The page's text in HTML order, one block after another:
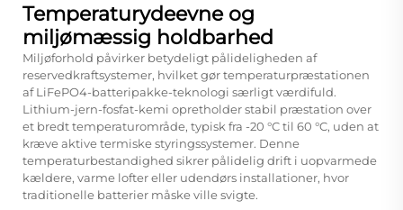
Temperaturydeevne og
miljømæssig holdbarhed
Miljøforhold påvirker betydeligt pålideligheden af
reservedkraftsystemer, hvilket gør temperaturpræstationen
af LiFePO4-batteripakke-teknologi særligt værdifuld.
Lithium-jern-fosfat-kemi opretholder stabil præstation over
et bredt temperaturområde, typisk fra -20 °C til 60 °C, uden at
kræve aktive termiske styringssystemer. Denne
temperaturbestandighed sikrer pålidelig drift i uopvarmede
kældere, varme lofter eller udendørs installationer, hvor
traditionelle batterier måske ville svigte.